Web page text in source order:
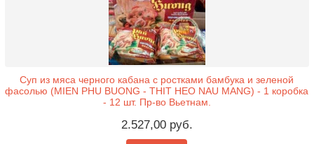
Суп из мяса черного кабана с ростками бамбука и зеленой
фасолью (MIEN PHU BUONG - THIT HEO NAU MANG) - 1 коробка
- 12 шт. Пр-во Вьетнам.
2.527,00 руб.